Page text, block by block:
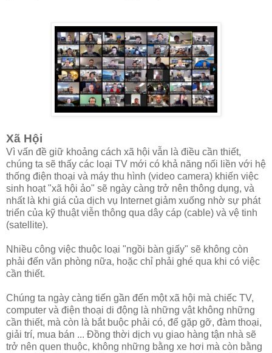
Xã Hội
Vì vấn đề giữ khoảng cách xã hội vẫn là điều cần thiết,
chúng ta sẽ thấy các loại TV mới có khả năng nối liền với hệ
thống điện thoại và máy thu hình (video camera) khiến việc
sinh hoạt "xã hội ảo" sẽ ngày càng trở nên thông dụng, và
nhất là khi giá của dịch vụ Internet giảm xuống nhờ sự phát
triển của kỹ thuật viễn thông qua dây cáp (cable) và vệ tinh
(satellite).
Nhiều công việc thuộc loại "ngồi bàn giấy" sẽ không còn
phải đến văn phòng nữa, hoặc chỉ phải ghé qua khi có việc
cần thiết.
Chúng ta ngày càng tiến gần đến một xã hội mà chiếc TV,
computer và điện thoại di động là những vật không những
cần thiết, mà còn là bắt buộc phải có, để gặp gỡ, đàm thoại,
giải trí, mua bán ... Đồng thời dịch vụ giao hàng tận nhà sẽ
trở nên quen thuộc, không những bằng xe hơi mà còn bằng